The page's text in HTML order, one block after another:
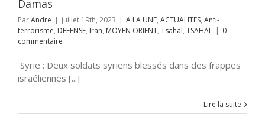
Damas
ParAndre | juillet 19th, 2023 | A LA UNE, ACTUALITES, Anti-
terrorisme, DEFENSE, Iran, MOYEN ORIENT, Tsahal, TSAHAL | 0
commentaire
Syrie : Deux soldats syriens blessés dans des frappes
israéliennes [...]
Lire la suite